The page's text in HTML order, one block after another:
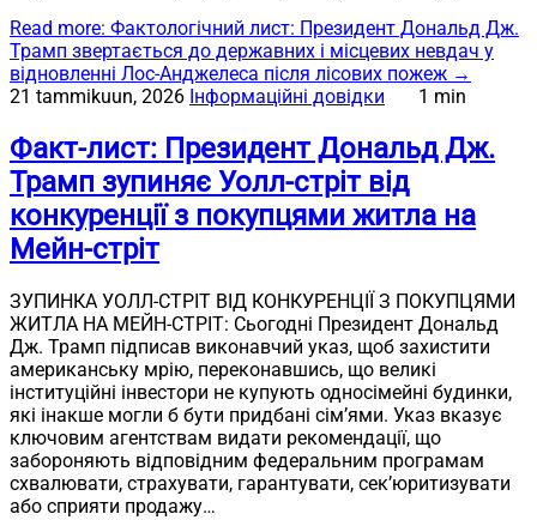
Read more: Фактологічний лист: Президент Дональд Дж.
Трамп звертається до державних і місцевих невдач у
відновленні Лос-Анджелеса після лісових пожеж →
21 tammikuun, 2026 Інформаційні довідки 1 min
Факт-лист: Президент Дональд Дж.
Трамп зупиняє Уолл-стріт від
конкуренції з покупцями житла на
Мейн-стріт
ЗУПИНКА УОЛЛ-СТРІТ ВІД КОНКУРЕНЦІЇ З ПОКУПЦЯМИ
ЖИТЛА НА МЕЙН-СТРІТ: Сьогодні Президент Дональд
Дж. Трамп підписав виконавчий указ, щоб захистити
американську мрію, переконавшись, що великі
інституційні інвестори не купують односімейні будинки,
які інакше могли б бути придбані сім’ями. Указ вказує
ключовим агентствам видати рекомендації, що
забороняють відповідним федеральним програмам
схвалювати, страхувати, гарантувати, сек’юритизувати
або сприяти продажу…